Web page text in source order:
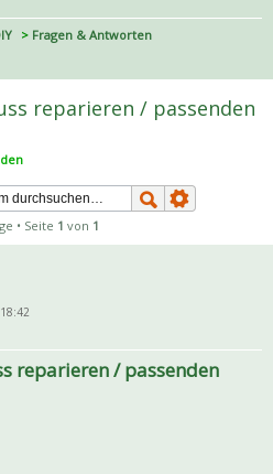
Fragen & Antworten
reparieren / passenden
• Seite 1 von 1
reparieren / passenden